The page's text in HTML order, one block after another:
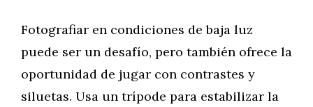
Fotografiar en condiciones de baja luz
puede ser un desafío, pero también ofrece la
oportunidad de jugar con contrastes y
siluetas. Usa un trípode para estabilizar la